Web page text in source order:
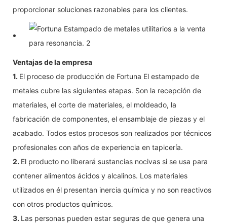
proporcionar soluciones razonables para los clientes.
Ventajas de la empresa
1. El proceso de producción de Fortuna El estampado de
metales cubre las siguientes etapas. Son la recepción de
materiales, el corte de materiales, el moldeado, la
fabricación de componentes, el ensamblaje de piezas y el
acabado. Todos estos procesos son realizados por técnicos
profesionales con años de experiencia en tapicería.
2. El producto no liberará sustancias nocivas si se usa para
contener alimentos ácidos y alcalinos. Los materiales
utilizados en él presentan inercia química y no son reactivos
con otros productos químicos.
3. Las personas pueden estar seguras de que genera una